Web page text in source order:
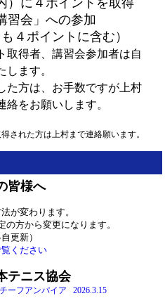
）に４ポイントを取得
習会」への参加
４ポイントに含む）
取得者、講習会参加者は自
します。
た方は、お手数ですが上村
絡をお願いします。
された方は上村まで連絡願います。
皆様へ
が変わります。
の方から変更になります。
更新）
ください
テニス協会
ーフアンパイア 2026.3.15